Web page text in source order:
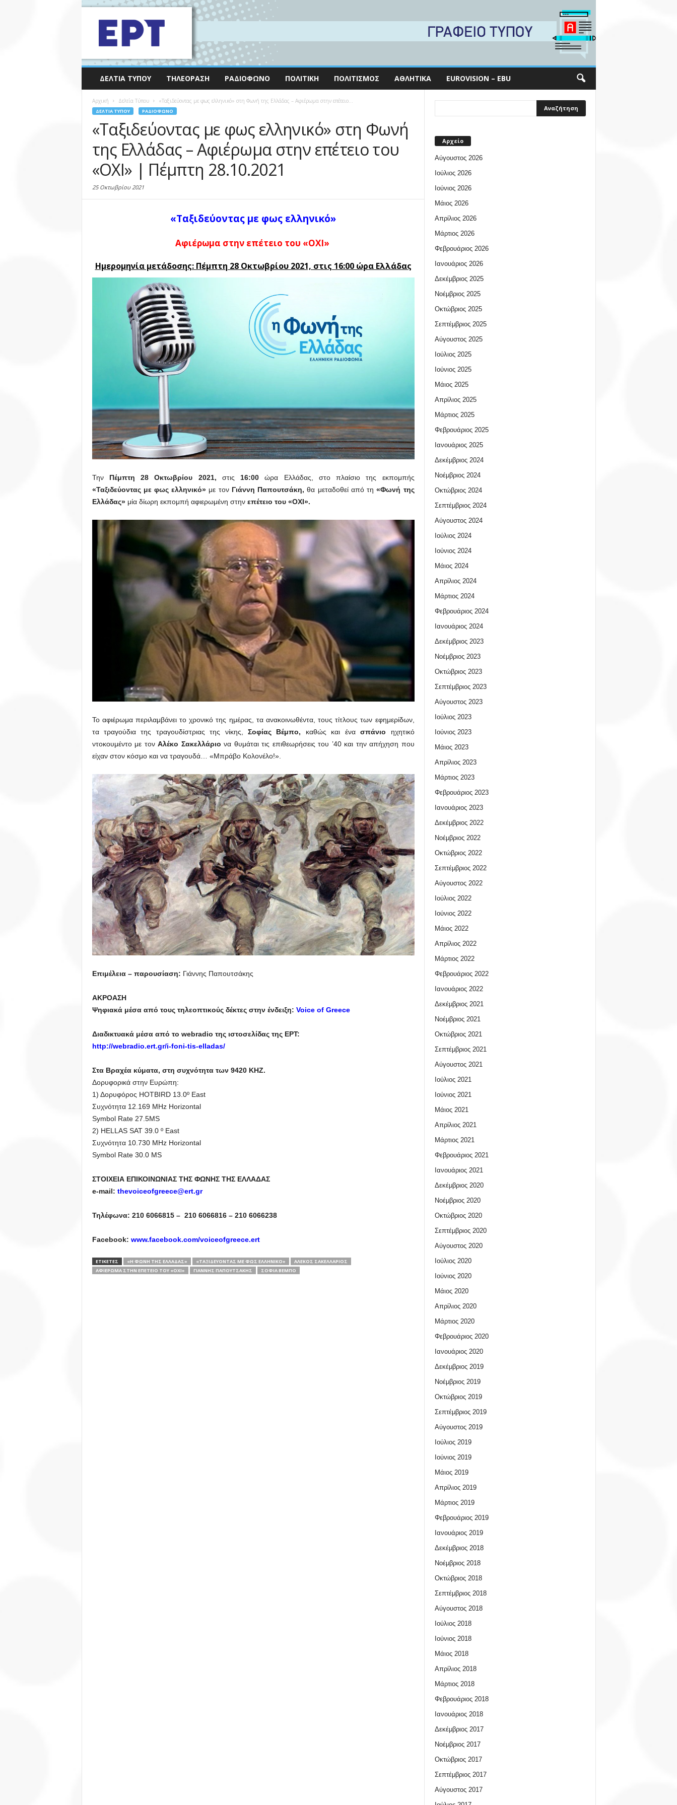
ΔΕΛΤΊΑ ΤΎΠΟΥ ΤΗΛΕΌΡΑΣΗ ΡΑΔΙΌΦΩΝΟ ΠΟΛΙΤΙΚΉ ΠΟΛΙΤΙΣΜΌΣ ΑΘΛΗΤΙΚΆ EUROVISION – EBU
Αρχική Δελτία Τύπου «Ταξιδεύοντας με φως ελληνικό» στη Φωνή της Ελλάδας – Αφιέρωμα στην επέτειο...
ΔΕΛΤΊΑ ΤΎΠΟΥ ΡΑΔΙΌΦΩΝΟ
«Ταξιδεύοντας με φως ελληνικό» στη Φωνή
της Ελλάδας – Αφιέρωμα στην επέτειο του
«ΟΧΙ» | Πέμπτη 28.10.2021
25 Οκτωβρίου 2021
«Ταξιδεύοντας με φως ελληνικό»
Αφιέρωμα στην επέτειο του «ΟΧΙ»
Ημερομηνία μετάδοσης: Πέμπτη 28 Οκτωβρίου 2021, στις 16:00 ώρα Ελλάδας
Την Πέμπτη 28 Οκτωβρίου 2021, στις 16:00 ώρα Ελλάδας, στο πλαίσιο της εκπομπής
«Ταξιδεύοντας με φως ελληνικό» με τον Γιάννη Παπουτσάκη, θα μεταδοθεί από τη«Φωνή της
Ελλάδας» μία δίωρη εκπομπή αφιερωμένη στην επέτειο του «ΟΧΙ».
Το αφιέρωμα περιλαμβάνει το χρονικό της ημέρας, τα ανακοινωθέντα, τους τίτλους των εφημερίδων,
τα τραγούδια της τραγουδίστριας της νίκης, Σοφίας Βέμπο, καθώς και ένασπάνιο ηχητικό
ντοκουμέντο με τον Αλέκο Σακελλάριο να θυμάται τις επιθεωρήσεις του ’40 και την απήχηση που
είχαν στον κόσμο και να τραγουδά… «Μπράβο Κολονέλο!».
Επιμέλεια – παρουσίαση: Γιάννης Παπουτσάκης
ΑΚΡΟΑΣΗ
Ψηφιακά μέσα από τους τηλεοπτικούς δέκτες στην ένδειξη: Voice of Greece
Διαδικτυακά μέσα από το webradio της ιστοσελίδας της ΕΡΤ:
http://webradio.ert.gr/i-foni-tis-elladas/
Στα Βραχέα κύματα, στη συχνότητα των 9420 ΚΗΖ.
Δορυφορικά στην Ευρώπη:
1) Δορυφόρος HOTBIRD 13.0º East
Συχνότητα 12.169 MHz Horizontal
Symbol Rate 27.5MS
2) HELLAS SAT 39.0 º East
Συχνότητα 10.730 MHz Horizontal
Symbol Rate 30.0 MS
ΣΤΟΙΧΕΙΑ ΕΠΙΚΟΙΝΩΝΙΑΣ ΤΗΣ ΦΩΝΗΣ ΤΗΣ ΕΛΛΑΔΑΣ
e-mail: thevoiceofgreece@ert.gr
Τηλέφωνα: 210 6066815 – 210 6066816 – 210 6066238
Facebook: www.facebook.com/voiceofgreece.ert
ΕΤΙΚΕΤΕΣ «Η ΦΩΝΉ ΤΗΣ ΕΛΛΆΔΑΣ» «ΤΑΞΙΔΕΎΟΝΤΑΣ ΜΕ ΦΩΣ ΕΛΛΗΝΙΚΌ»
ΑΛΈΚΟΣ ΣΑΚΕΛΛΆΡΙΟΣ
ΑΦΙΈΡΩΜΑ ΣΤΗΝ ΕΠΈΤΕΙΟ ΤΟΥ «ΟΧΙ»
ΓΙΆΝΝΗΣ ΠΑΠΟΥΤΣΆΚΗΣ ΣΟΦΊΑ ΒΈΜΠΟ
Αρχείο
Αύγουστος 2026
Ιούλιος 2026
Ιούνιος 2026
Μάιος 2026
Απρίλιος 2026
Μάρτιος 2026
Φεβρουάριος 2026
Ιανουάριος 2026
Δεκέμβριος 2025
Νοέμβριος 2025
Οκτώβριος 2025
Σεπτέμβριος 2025
Αύγουστος 2025
Ιούλιος 2025
Ιούνιος 2025
Μάιος 2025
Απρίλιος 2025
Μάρτιος 2025
Φεβρουάριος 2025
Ιανουάριος 2025
Δεκέμβριος 2024
Νοέμβριος 2024
Οκτώβριος 2024
Σεπτέμβριος 2024
Αύγουστος 2024
Ιούλιος 2024
Ιούνιος 2024
Μάιος 2024
Απρίλιος 2024
Μάρτιος 2024
Φεβρουάριος 2024
Ιανουάριος 2024
Δεκέμβριος 2023
Νοέμβριος 2023
Οκτώβριος 2023
Σεπτέμβριος 2023
Αύγουστος 2023
Ιούλιος 2023
Ιούνιος 2023
Μάιος 2023
Απρίλιος 2023
Μάρτιος 2023
Φεβρουάριος 2023
Ιανουάριος 2023
Δεκέμβριος 2022
Νοέμβριος 2022
Οκτώβριος 2022
Σεπτέμβριος 2022
Αύγουστος 2022
Ιούλιος 2022
Ιούνιος 2022
Μάιος 2022
Απρίλιος 2022
Μάρτιος 2022
Φεβρουάριος 2022
Ιανουάριος 2022
Δεκέμβριος 2021
Νοέμβριος 2021
Οκτώβριος 2021
Σεπτέμβριος 2021
Αύγουστος 2021
Ιούλιος 2021
Ιούνιος 2021
Μάιος 2021
Απρίλιος 2021
Μάρτιος 2021
Φεβρουάριος 2021
Ιανουάριος 2021
Δεκέμβριος 2020
Νοέμβριος 2020
Οκτώβριος 2020
Σεπτέμβριος 2020
Αύγουστος 2020
Ιούλιος 2020
Ιούνιος 2020
Μάιος 2020
Απρίλιος 2020
Μάρτιος 2020
Φεβρουάριος 2020
Ιανουάριος 2020
Δεκέμβριος 2019
Νοέμβριος 2019
Οκτώβριος 2019
Σεπτέμβριος 2019
Αύγουστος 2019
Ιούλιος 2019
Ιούνιος 2019
Μάιος 2019
Απρίλιος 2019
Μάρτιος 2019
Φεβρουάριος 2019
Ιανουάριος 2019
Δεκέμβριος 2018
Νοέμβριος 2018
Οκτώβριος 2018
Σεπτέμβριος 2018
Αύγουστος 2018
Ιούλιος 2018
Ιούνιος 2018
Μάιος 2018
Απρίλιος 2018
Μάρτιος 2018
Φεβρουάριος 2018
Ιανουάριος 2018
Δεκέμβριος 2017
Νοέμβριος 2017
Οκτώβριος 2017
Σεπτέμβριος 2017
Αύγουστος 2017